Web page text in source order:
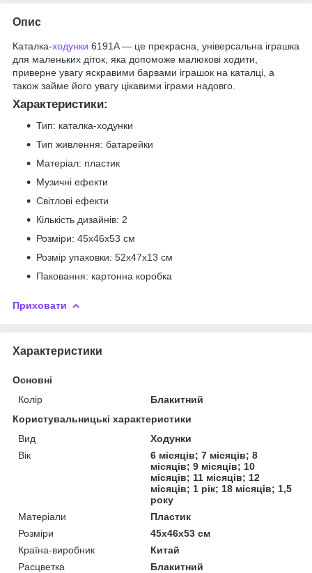
Опис
Каталка-ходунки 6191A — це прекрасна, універсальна іграшка
для маленьких діток, яка допоможе малюкові ходити,
приверне увагу яскравими барвами іграшок на каталці, а
також займе його увагу цікавими іграми надовго.
Характеристики:
Тип: каталка-ходунки
Тип живлення: батарейки
Матеріал: пластик
Музичні ефекти
Світлові ефекти
Кількість дизайнів: 2
Розміри: 45х46х53 см
Розмір упаковки: 52х47х13 см
Паковання: картонна коробка
Приховати
Характеристики
Основні
Колір
Блакитний
Користувальницькі характеристики
Вид
Ходунки
Вік
6 місяців; 7 місяців; 8
місяців; 9 місяців; 10
місяців; 11 місяців; 12
місяців; 1 рік; 18 місяців; 1,5
року
Матеріали
Пластик
Розміри
45х46х53 см
Країна-виробник
Китай
Расцветка
Блакитний